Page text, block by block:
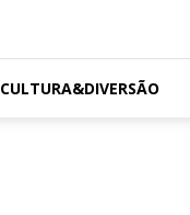
CULTURA&DIVERSÃO